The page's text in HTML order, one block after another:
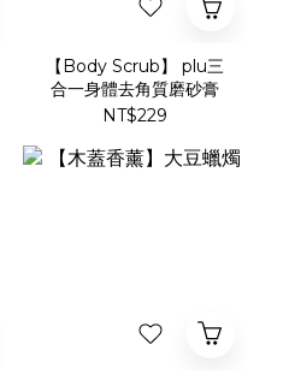
【Body Scrub】 plu三
合一身體去角質磨砂膏
NT$229